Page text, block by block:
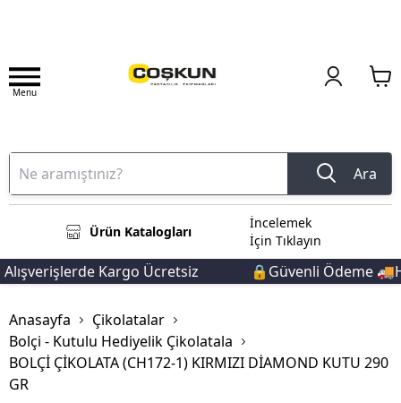
Menu
Ara
Ürün Katalogları
İncelemek
İçin Tıklayın
Kargo Ücretsiz 🔒Güvenli Ödeme
Anasayfa
Çikolatalar
Bolçi - Kutulu Hediyelik Çikolatala
BOLÇİ ÇİKOLATA (CH172-1) KIRMIZI DİAMOND KUTU 290
GR